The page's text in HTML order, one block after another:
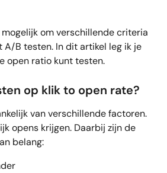
om verschillende criteria
A/B testen. In dit artikel leg ik je
open ratio kunt testen.
op klik to open rate?
van verschillende factoren.
opens krijgen. Daarbij zijn de
belang: